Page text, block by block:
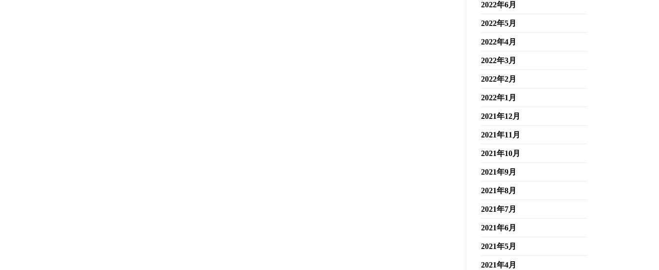
2022年6月
2022年5月
2022年4月
2022年3月
2022年2月
2022年1月
2021年12月
2021年11月
2021年10月
2021年9月
2021年8月
2021年7月
2021年6月
2021年5月
2021年4月